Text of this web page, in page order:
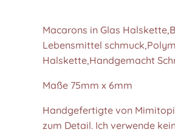
Macarons in Glas
Lebensmittel
Halskette,Handgemacht
Maße 75mm x 6mm
Handgefertigte von
zum Detail. Ich verwende